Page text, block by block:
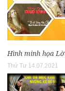
Hình minh họa
Thứ Tư 14.07.2021